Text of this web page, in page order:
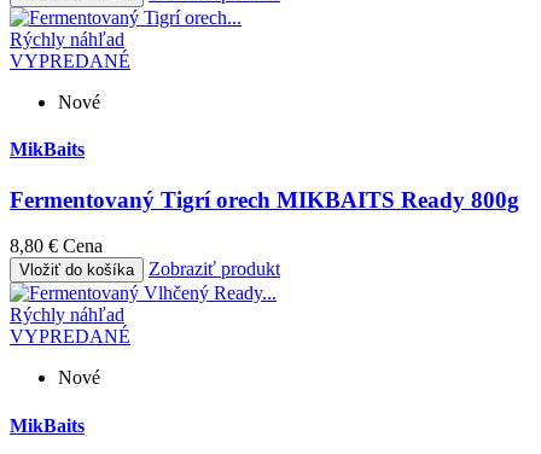
Rýchly náhľad
VYPREDANÉ
Nové
MikBaits
Fermentovaný Tigrí orech MIKBAITS Ready 800g
8,80 € Cena
Vložiť do košíka Zobraziť produkt
Rýchly náhľad
VYPREDANÉ
Nové
MikBaits